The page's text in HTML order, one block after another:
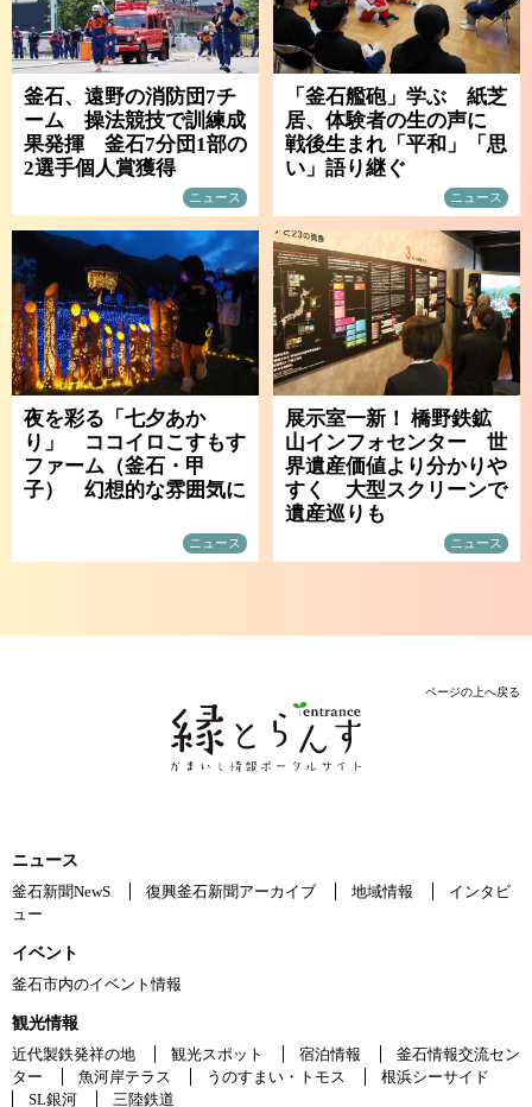
釜石、遠野の消防団7チ
ーム 操法競技で訓練成
果発揮 釜石7分団1部の
2選手個人賞獲得
ニュース
「釜石艦砲」学ぶ 紙芝
居、体験者の生の声に
戦後生まれ「平和」「思
い」語り継ぐ
ニュース
夜を彩る「七夕あか
り」 ココイロこすもす
ファーム（釜石・甲
子） 幻想的な雰囲気に
ニュース
展示室一新！ 橋野鉄鉱
山インフォセンター 世
界遺産価値より分かりや
すく 大型スクリーンで
遺産巡りも
ニュース
ページの上へ戻る
ニュース
釜石新聞NewS
復興釜石新聞アーカイブ 地域情報
インタビ
ュー
イベント
釜石市内のイベント情報
観光情報
近代製鉄発祥の地
観光スポット 宿泊情報
釜石情報交流セン
ター
魚河岸テラス うのすまい・トモス
根浜シーサイド
SL銀河
三陸鉄道